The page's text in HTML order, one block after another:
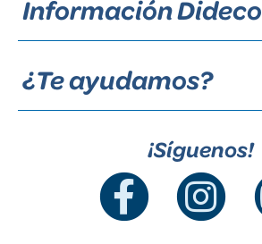
Información Dideco
¿Te ayudamos?
¡Síguenos!